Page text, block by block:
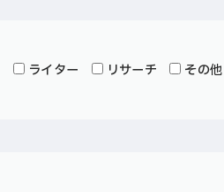
ライター リサーチ その他